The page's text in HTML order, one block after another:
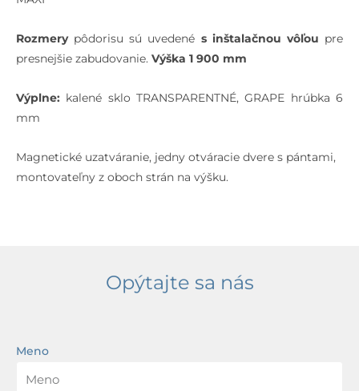
Rozmerypôdorisu sú uvedené s inštalačnou vôľou pre
presnejšie zabudovanie. Výška 1 900 mm
Výplne: kalené sklo TRANSPARENTNÉ, GRAPE hrúbka 6
mm
Magnetické uzatváranie, jedny otváracie dvere s pántami,
montovateľny z oboch strán na výšku.
Opýtajte sa nás
Meno